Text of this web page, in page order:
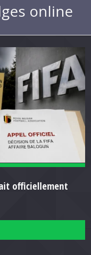
online
officiellement